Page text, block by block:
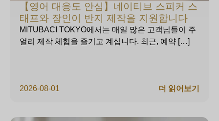
【영어 대응도 안심】네이티브 스피커 스
태프와 장인이 반지 제작을 지원합니다
2026-08-01
MITUBACI TOKYO에서는 매일 많은 고객님들이 주
얼리 제작 체험을 즐기고 계십니다. 최근, 예약 […]
더 읽어보기